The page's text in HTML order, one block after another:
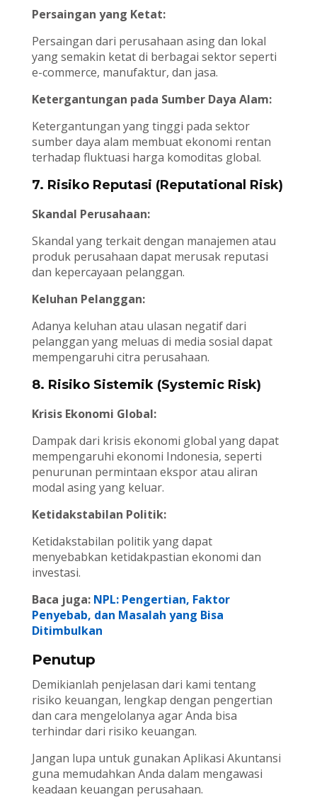
Persaingan yang Ketat:
Persaingan dari perusahaan asing dan lokal
yang semakin ketat di berbagai sektor seperti
e-commerce, manufaktur, dan jasa.
Ketergantungan pada Sumber Daya Alam:
Ketergantungan yang tinggi pada sektor
sumber daya alam membuat ekonomi rentan
terhadap fluktuasi harga komoditas global.
7. Risiko Reputasi (Reputational Risk)
Skandal Perusahaan:
Skandal yang terkait dengan manajemen atau
produk perusahaan dapat merusak reputasi
dan kepercayaan pelanggan.
Keluhan Pelanggan:
Adanya keluhan atau ulasan negatif dari
pelanggan yang meluas di media sosial dapat
mempengaruhi citra perusahaan.
8. Risiko Sistemik (Systemic Risk)
Krisis Ekonomi Global:
Dampak dari krisis ekonomi global yang dapat
mempengaruhi ekonomi Indonesia, seperti
penurunan permintaan ekspor atau aliran
modal asing yang keluar.
Ketidakstabilan Politik:
Ketidakstabilan politik yang dapat
menyebabkan ketidakpastian ekonomi dan
investasi.
Baca juga: NPL: Pengertian, Faktor
Penyebab, dan Masalah yang Bisa
Ditimbulkan
Penutup
Demikianlah penjelasan dari kami tentang
risiko keuangan, lengkap dengan pengertian
dan cara mengelolanya agar Anda bisa
terhindar dari risiko keuangan.
Jangan lupa untuk gunakan Aplikasi Akuntansi
guna memudahkan Anda dalam mengawasi
keadaan keuangan perusahaan.